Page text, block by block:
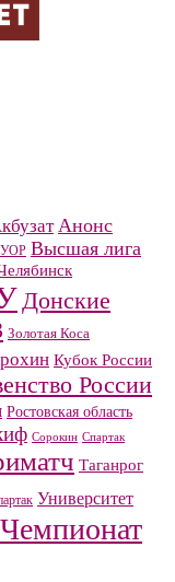
Анонс
Высшая лига
Донские
Золотая Коса
Кубок России
России
Ростовская область
Сорокин Спартак
Таганрог
Университет
Чемпионат